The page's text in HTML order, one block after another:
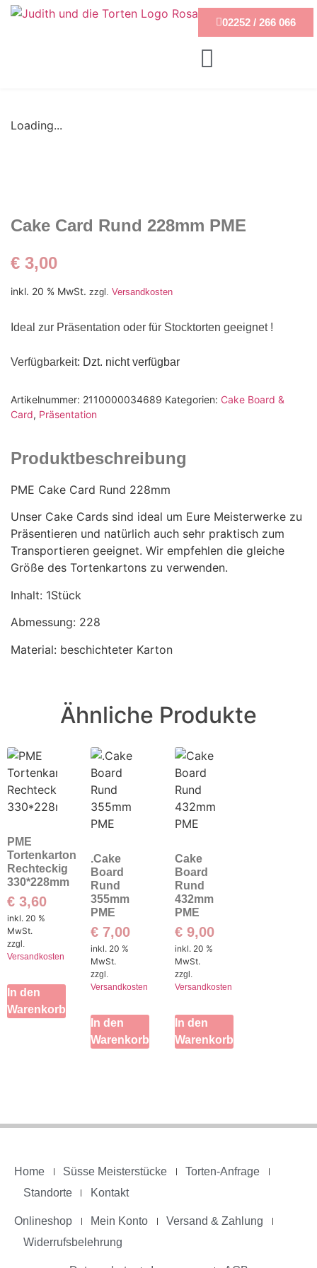
02252 / 266 066
Loading...
Cake Card Rund 228mm PME
€ 3,00
inkl. 20 % MwSt. zzgl. Versandkosten
Ideal zur Präsentation oder für Stocktorten geeignet !
Verfügbarkeit: Dzt. nicht verfügbar
Artikelnummer: 2110000034689 Kategorien: Cake Board &
Card, Präsentation
Produktbeschreibung
PME Cake Card Rund 228mm
Unser Cake Cards sind ideal um Eure Meisterwerke zu
Präsentieren und natürlich auch sehr praktisch zum
Transportieren geeignet. Wir empfehlen die gleiche
Größe des Tortenkartons zu verwenden.
Inhalt: 1Stück
Abmessung: 228
Material: beschichteter Karton
Ähnliche Produkte
PME
Tortenkarton
Rechteckig
330*228mm
€ 3,60
inkl. 20 %
MwSt.
zzgl.
Versandkosten
In den
Warenkorb
.Cake
Board
Rund
355mm
PME
€ 7,00
inkl. 20 %
MwSt.
zzgl.
Versandkosten
In den
Warenkorb
Cake
Board
Rund
432mm
PME
€9,00
inkl. 20 %
MwSt.
zzgl.
Versandkosten
In den
Warenkorb
Home Süsse Meisterstücke
Torten-Anfrage
Standorte
Kontakt
Onlineshop Mein Konto
Versand & Zahlung
Widerrufsbelehrung